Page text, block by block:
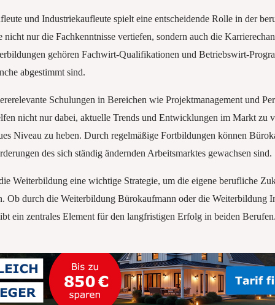
und Industriekaufleute spielt eine entscheidende Rolle in der
nur die Fachkenntnisse vertiefen, sondern auch die
gehören Fachwirt-Qualifikationen und Betriebswirt-
abgestimmt sind.
Schulungen in Bereichen wie Projektmanagement und
nicht nur dabei, aktuelle Trends und Entwicklungen im Markt zu
Niveau zu heben. Durch regelmäßige Fortbildungen können
des sich ständig ändernden Arbeitsmarktes gewachsen sind.
Weiterbildung eine wichtige Strategie, um die eigene berufliche
Ob durch die Weiterbildung Bürokaufmann oder die Weiterbildung
ein zentrales Element für den langfristigen Erfolg in beiden